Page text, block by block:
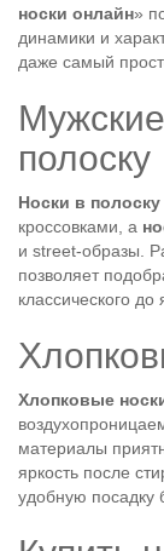
носки онлайн»
динамики и
даже самый
полоску
Носки в
кроссовками, а
и street-образы.
позволяет
классического до
Хлопковые
материалы
яркость после
удобную посадку